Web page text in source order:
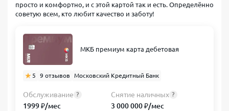
просто и комфортно, и с этой картой так и есть. Определённо
советую всем, кто любит качество и заботу!
МКБ премиум карта дебетовая
5 9 отзывов Московский Кредитный Банк
Обслуживание ?
1999 ₽/мес
Снятие наличных ?
3 000 000 ₽/мес